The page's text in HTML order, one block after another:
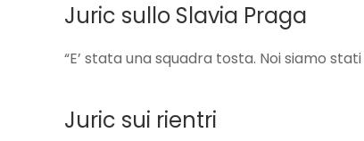
Juric sullo Slavia Praga
“E’ stata una squadra tosta. Noi siamo
Juric sui rientri